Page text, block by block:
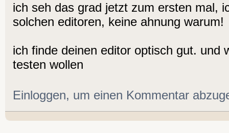
ich seh das grad jetzt zum ersten mal,
solchen editoren, keine ahnung warum!
ich finde deinen editor optisch gut. und
testen wollen
Einloggen, um einen Kommentar